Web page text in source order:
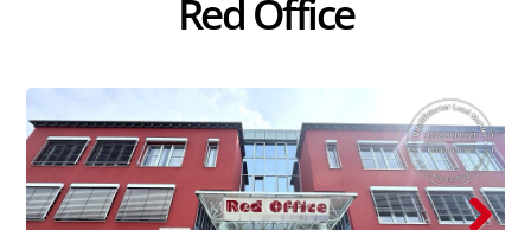
Red Office